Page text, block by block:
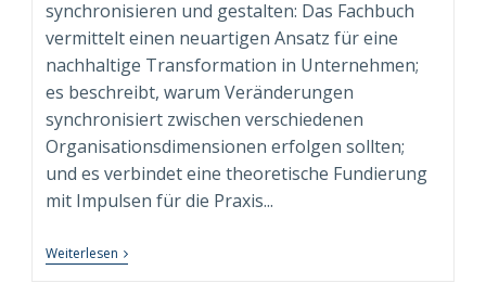
synchronisieren und gestalten: Das Fachbuch
vermittelt einen neuartigen Ansatz für eine
nachhaltige Transformation in Unternehmen;
es beschreibt, warum Veränderungen
synchronisiert zwischen verschiedenen
Organisationsdimensionen erfolgen sollten;
und es verbindet eine theoretische Fundierung
mit Impulsen für die Praxis...
Weiterlesen Fachbuch
“Syndimensionale